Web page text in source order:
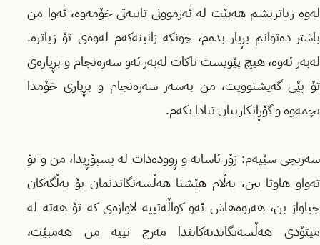
لەوە زیاتریشم هەبێت لە ئەزموونی تایبەتی خۆمەوە، ئەوا من
باشتر دەتوانم بڕیار بدەم، چونکە زانینەکەم لەوەی تۆ زیاترە.
لەبەر ئەوە، هیچ پێویست ناکات لەبەر ئەو سەرەنجام و بڕیارەی
تۆ پێی گەیشتوویت، من بەسەر سەرەنجام و بڕیاری خۆمدا
بچمەوە و گۆڕانکارییان تیادا بکەم.
سەرنجی سێیەم: زۆر ئاسانە و ڕوودەدات لە پسپۆڕیدا، من و تۆ
تەواو هاوتا بین، بەڵام هێشتا هەڵسەنگاندنمان بۆ بەڵگەکان
جیاواز بن، هەروەهاش ئەو کواڵەتییە لاوازەی کە تۆ هەتە لە
میتۆدی هەڵسەنگاندنەکانتدا مەرج نییە من هەمبێت،